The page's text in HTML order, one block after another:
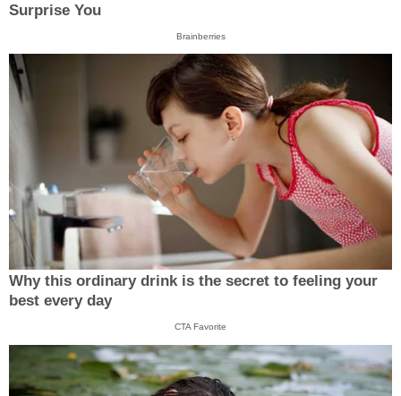
Surprise You
Brainberries
Why this ordinary drink is the secret to feeling your
best every day
CTA Favorite